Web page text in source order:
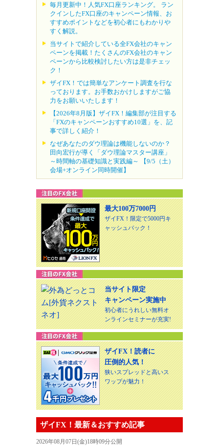
毎月更新中！人気FX口座ランキング。 ラン
クインしたFX口座のキャンペーン情報、お
すすめポイントなどを初心者にもわかりや
すく解説。
当サイトで紹介している全FX会社のキャン
ペーンを掲載！たくさんのFX会社のキャン
ペーンから比較検討したい方は是非チェッ
ク！
ザイFX！では簡単なアンケート調査を行な
っております。お手数おかけしますがご協
力をお願いいたします！
【2026年8月版】ザイFX！編集部が注目する
「FXのキャンペーンおすすめ10選」を、記
事で詳しく紹介！
なぜあなたのダウ理論は機能しないのか？
田向宏行が導く「ダウ理論マスター講座」
～時間軸の基礎知識と実践編～ 【9/5（土）
会場+オンライン同時開催】
最大100万7000円
ザイFX！限定で5000円キ
ャッシュバック！
当サイト限定
キャンペーン実施中
初心者にうれしい無料オ
ンラインセミナーが充実!
ザイFX！読者に
圧倒的人気！
狭いスプレッドと高いス
ワップが魅力！
ザイFX！最新＆おすすめ記事
2026年08月07日(金)18時09分公開